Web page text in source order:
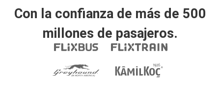
Con la confianza de más de 500
millones de pasajeros.